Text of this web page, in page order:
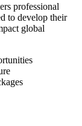
professional
to develop their
global